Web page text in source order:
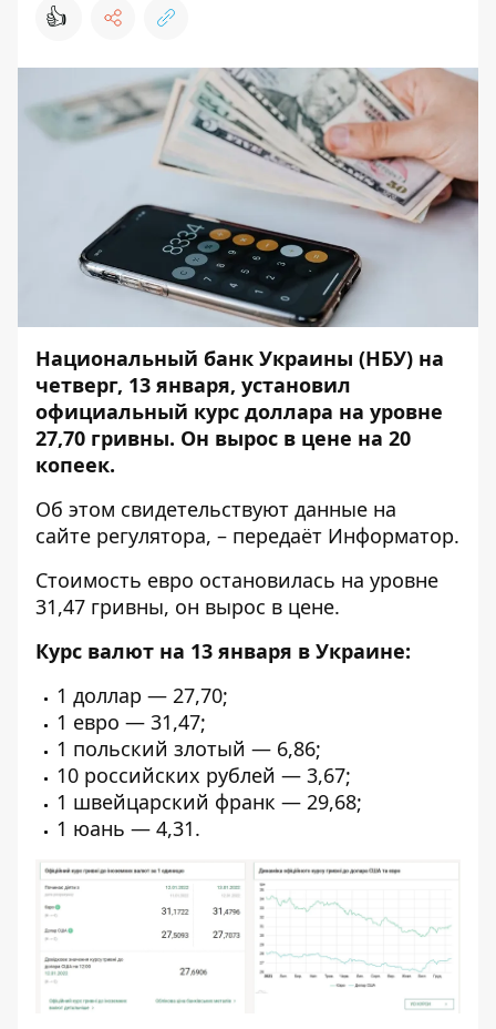
👍
Национальный банк Украины (НБУ) на
четверг, 13 января, установил
официальный курс доллара на уровне
27,70 гривны. Он вырос в цене на 20
копеек.
Об этом свидетельствуют данные на
сайте регулятора, – передаёт Информатор.
Стоимость евро остановилась на уровне
31,47 гривны, он вырос в цене.
Курс валют на 13 января в Украине:
1 доллар — 27,70;
1 евро — 31,47;
1 польский злотый — 6,86;
10 российских рублей — 3,67;
1 швейцарский франк — 29,68;
1 юань — 4,31.